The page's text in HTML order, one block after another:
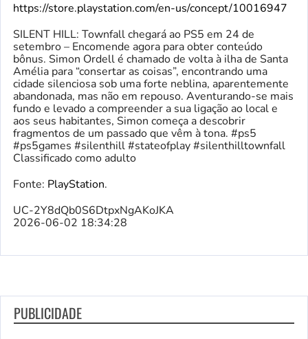
https://store.playstation.com/en-us/concept/10016947
SILENT HILL: Townfall chegará ao PS5 em 24 de
setembro – Encomende agora para obter conteúdo
bônus. Simon Ordell é chamado de volta à ilha de Santa
Amélia para “consertar as coisas”, encontrando uma
cidade silenciosa sob uma forte neblina, aparentemente
abandonada, mas não em repouso. Aventurando-se mais
fundo e levado a compreender a sua ligação ao local e
aos seus habitantes, Simon começa a descobrir
fragmentos de um passado que vêm à tona. #ps5
#ps5games #silenthill #stateofplay #silenthilltownfall
Classificado como adulto
Fonte: PlayStation.
UC-2Y8dQb0S6DtpxNgAKoJKA
2026-06-02 18:34:28
PUBLICIDADE